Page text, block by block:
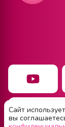
Сайт
вы